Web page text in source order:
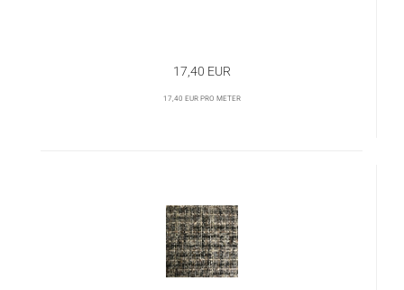
17,40 EUR
17,40 EUR pro Meter